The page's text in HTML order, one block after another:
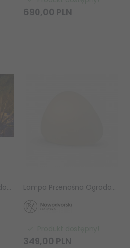
690,00 PLN
Lampa Przenośna Ogrodowa STONE L 10581 Nowodvorski Lighting Lampa Przenośna Ogrodowa STONE S 10579 Nowodvorski Lighting
349,00 PLN